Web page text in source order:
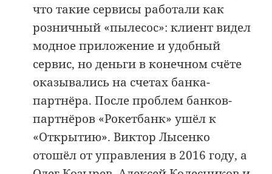
что такие сервисы работали как
розничный «пылесос»: клиент видел
модное приложение и удобный
сервис, но деньги в конечном счёте
оказывались на счетах банка-
партнёра. После проблем банков-
партнёров «Рокетбанк» ушёл к
«Открытию». Виктор Лысенко
отошёл от управления в 2016 году, а